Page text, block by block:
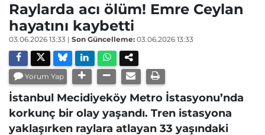
Raylarda acı ölüm! Emre Ceylan
hayatını kaybetti
03.06.2026 13:33 | Son Güncelleme: 03.06.2026 13:33
Yorum Yap
İstanbul Mecidiyeköy Metro İstasyonu’nda
korkunç bir olay yaşandı. Tren istasyona
yaklaşırken raylara atlayan 33 yaşındaki